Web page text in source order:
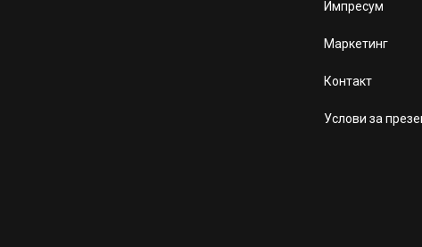
Импресум
Маркетинг
Контакт
Услови за